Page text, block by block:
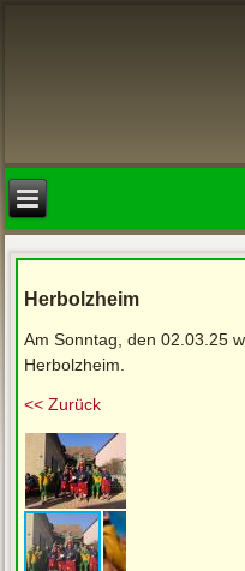
Herbolzheim
Am Sonntag, den 02.03.25
Herbolzheim.
<< Zurück